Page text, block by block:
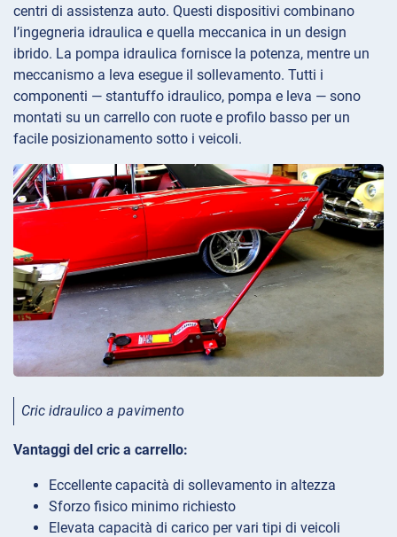
centri di assistenza auto. Questi dispositivi combinano
l’ingegneria idraulica e quella meccanica in un design
ibrido. La pompa idraulica fornisce la potenza, mentre un
meccanismo a leva esegue il sollevamento. Tutti i
componenti — stantuffo idraulico, pompa e leva — sono
montati su un carrello con ruote e profilo basso per un
facile posizionamento sotto i veicoli.
Cric idraulico a pavimento
Vantaggi del cric a carrello:
Eccellente capacità di sollevamento in altezza
Sforzo fisico minimo richiesto
Elevata capacità di carico per vari tipi di veicoli